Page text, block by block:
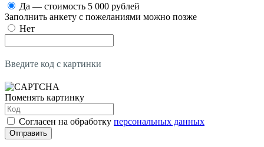
Да — стоимость 5 000 рублей
Заполнить анкету с пожеланиями можно позже
Нет
Введите код с картинки
Поменять картинку
Согласен на обработку персональных данных
Отправить